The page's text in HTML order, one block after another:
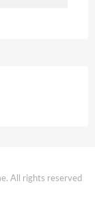
All rights reserved